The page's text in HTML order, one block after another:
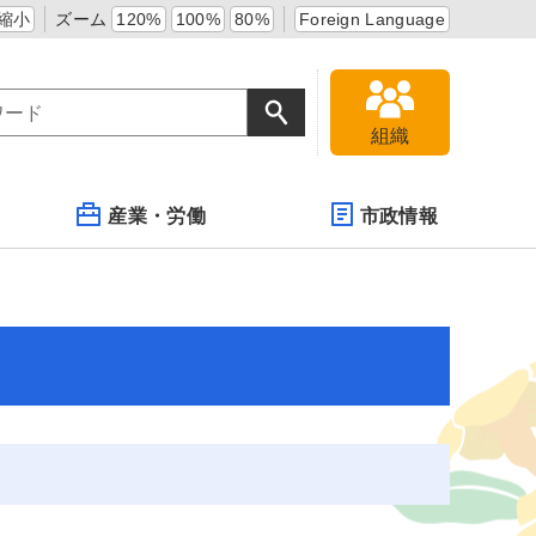
小 ズーム 120% 100% 80% Foreign Language
組織
産業・労働 市政情報